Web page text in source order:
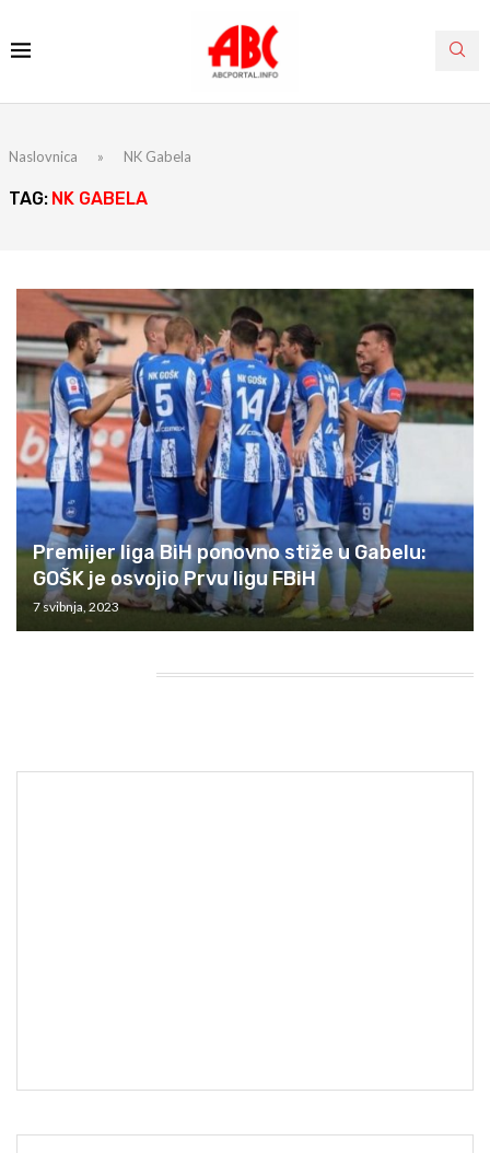
Naslovnica » NK Gabela
TAG: NK GABELA
Premijer liga BiH ponovno stiže u Gabelu:
GOŠK je osvojio Prvu ligu FBiH
7 svibnja, 2023